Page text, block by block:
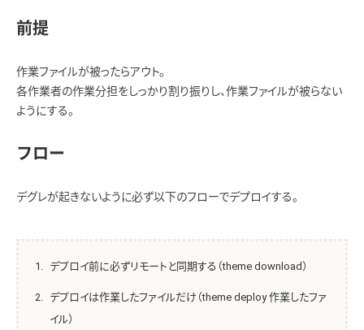
前提
作業ファイルが被ったらアウト。
各作業者の作業分担をしっかり割り振りし、作業ファイルが被らない
ようにする。
フロー
デグレが起きないように必ず以下のフローでデプロイする。
デプロイ前に必ずリモートと同期する（theme download）
デプロイは作業したファイルだけ（theme deploy 作業したファ
イル）